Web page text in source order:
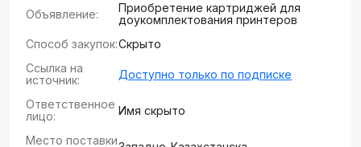
Объявление:
Приобретение картриджей для
доукомплектования принтеров
Способ закупок:Скрыто
Ссылка на
источник:
Доступно только по подписке
Ответственное
лицо:
Имя скрыто
Место поставки